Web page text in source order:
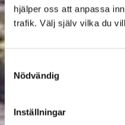
hjälper oss att anpassa
trafik. Välj själv vilka du
Samtyckesval
Nödvändig
Inställningar